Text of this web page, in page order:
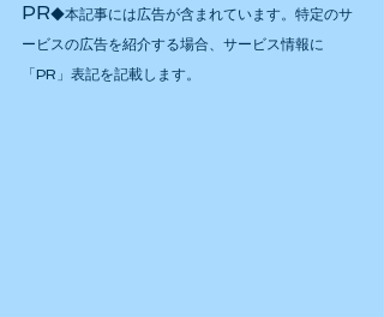
PR◆本記事には広告が含まれています。特定のサ
ービスの広告を紹介する場合、サービス情報に
「PR」表記を記載します。